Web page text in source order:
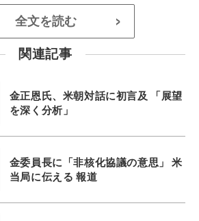
全文を読む >
関連記事
金正恩氏、米朝対話に初言及 「展望
を深く分析」
金委員長に「非核化協議の意思」 米
当局に伝える 報道